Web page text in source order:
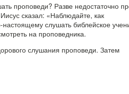
проповеди? Разве недостаточно
сказал: «Наблюдайте, как
слушать библейское
на проповедника.
слушания проповеди. Затем